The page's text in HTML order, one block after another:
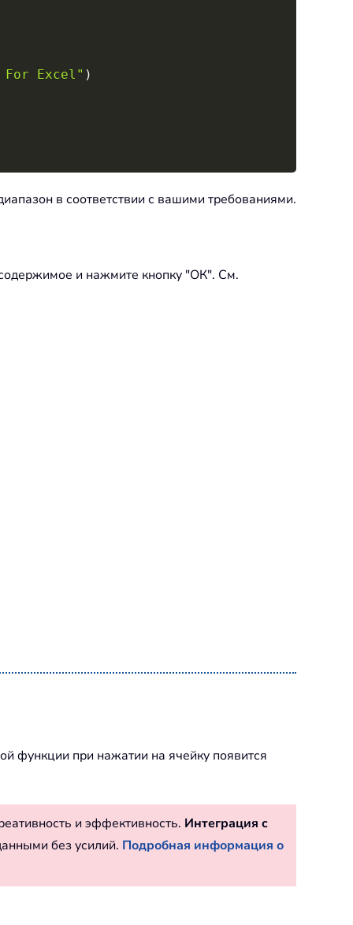
For Excel" )
в соответствии с вашими требованиями.
и нажмите кнопку "ОК". См.
функции при нажатии на ячейку появится
и эффективность. Интеграция с
без усилий. Подробная информация о